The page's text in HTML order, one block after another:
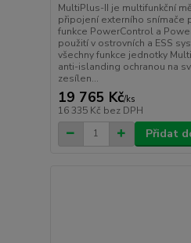
MultiPlus-II je multifunkční
připojení externího snímače
funkce PowerControl a
použití v ostrovních a ESS
všechny funkce jednotky
anti-islanding ochranou na
zesílen...
19 765 Kč/ks
16 335 Kč bez DPH
Přidat